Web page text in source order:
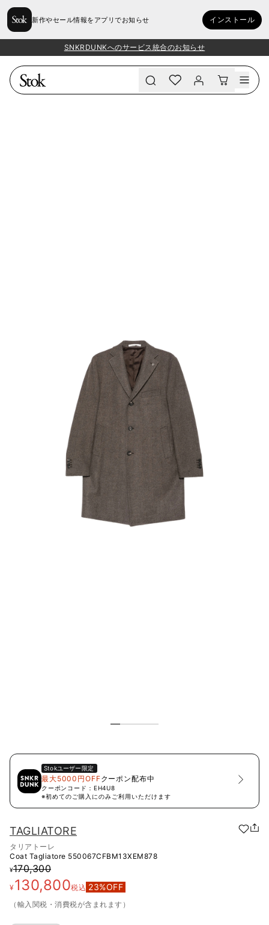
新作やセール情報をアプリでお知らせ インストール
SNKRDUNKへのサービス統合のお知らせ
Stokユーザー限定
最大5000円OFFクーポン配布中
クーポンコード： EH4U8
※初めてのご購入にのみご利用いただけます
TAGLIATORE
タリアトーレ
Coat Tagliatore 550067CFBM13XEM878
¥170,300
¥130,800税込 23%OFF
（輸入関税・消費税が含まれます）